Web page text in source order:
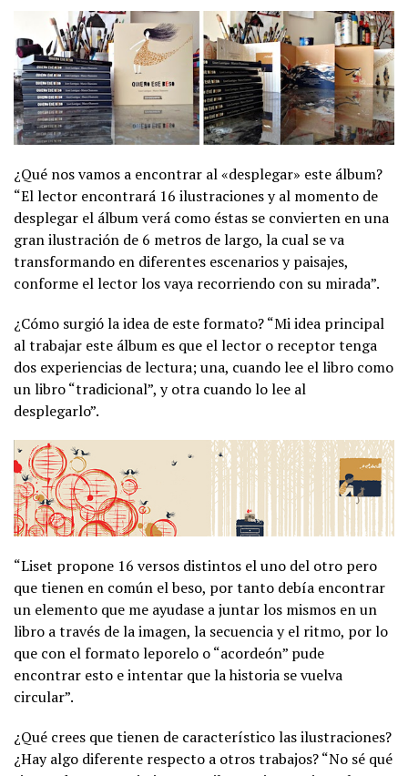
¿Qué nos vamos a encontrar al «desplegar» este álbum?
“El lector encontrará 16 ilustraciones y al momento de
desplegar el álbum verá como éstas se convierten en una
gran ilustración de 6 metros de largo, la cual se va
transformando en diferentes escenarios y paisajes,
conforme el lector los vaya recorriendo con su mirada”.
¿Cómo surgió la idea de este formato? “Mi idea principal
al trabajar este álbum es que el lector o receptor tenga
dos experiencias de lectura; una, cuando lee el libro como
un libro “tradicional”, y otra cuando lo lee al
desplegarlo”.
“Liset propone 16 versos distintos el uno del otro pero
que tienen en común el beso, por tanto debía encontrar
un elemento que me ayudase a juntar los mismos en un
libro a través de la imagen, la secuencia y el ritmo, por lo
que con el formato leporelo o “acordeón” pude
encontrar esto e intentar que la historia se vuelva
circular”.
¿Qué crees que tienen de característico las ilustraciones?
¿Hay algo diferente respecto a otros trabajos? “No sé qué